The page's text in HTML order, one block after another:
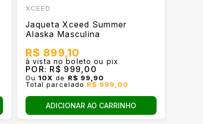
XCEED
Jaqueta Xceed Summer
Alaska Masculina
R$ 899,10
à vista no boleto ou pix
POR: R$ 999,00
Ou10X de R$ 99,90
Total parcelado R$ 999,00
ADICIONAR AO CARRINHO